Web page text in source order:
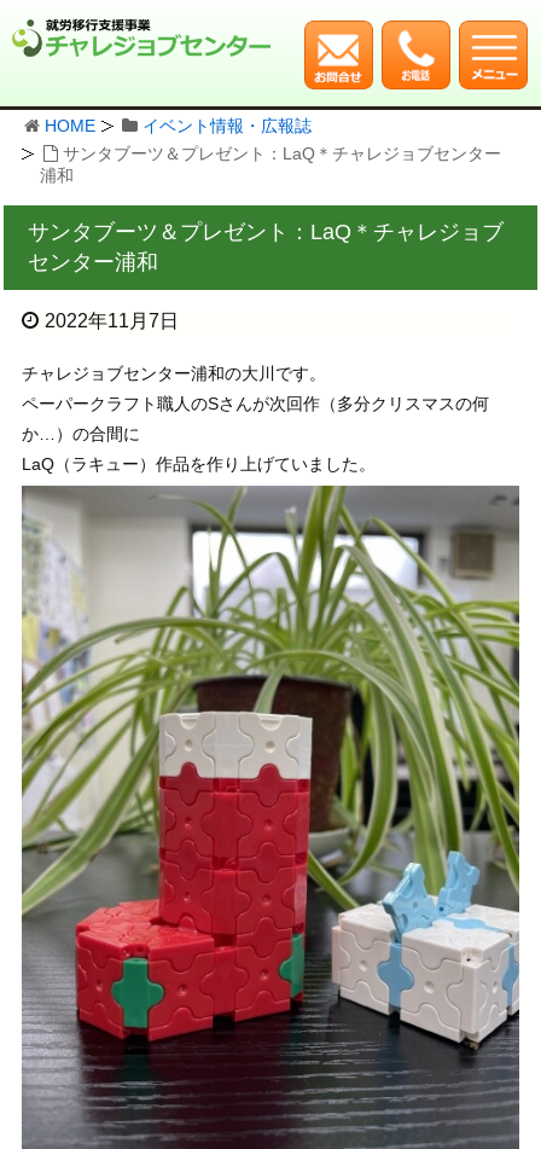
HOME
イベント情報・広報誌
サンタブーツ＆プレゼント：LaQ＊チャレジョブセンター
浦和
サンタブーツ＆プレゼント：LaQ＊チャレジョブ
センター浦和
2022年11月7日
チャレジョブセンター浦和の大川です。
ペーパークラフト職人のSさんが次回作（多分クリスマスの何
か…）の合間に
LaQ（ラキュー）作品を作り上げていました。